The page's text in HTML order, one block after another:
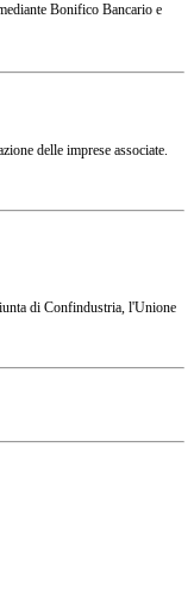
Bonifico Bancario e
delle imprese associate.
di Confindustria, l'Unione